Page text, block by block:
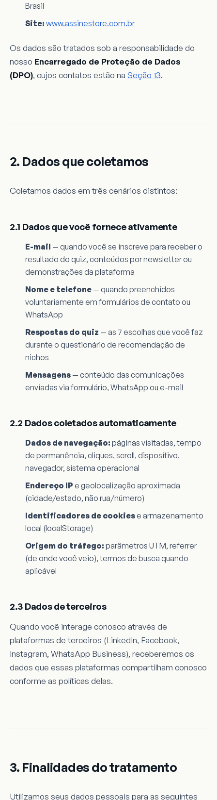
Brasil
Site: www.assinestore.com.br
Os dados são tratados sob a responsabilidade do
nosso Encarregado de Proteção de Dados
(DPO), cujos contatos estão na Seção 13.
2. Dados que coletamos
Coletamos dados em três cenários distintos:
2.1 Dados que você fornece ativamente
E-mail — quando você se inscreve para receber o
resultado do quiz, conteúdos por newsletter ou
demonstrações da plataforma
Nome e telefone — quando preenchidos
voluntariamente em formulários de contato ou
WhatsApp
Respostas do quiz — as 7 escolhas que você faz
durante o questionário de recomendação de
nichos
Mensagens — conteúdo das comunicações
enviadas via formulário, WhatsApp ou e-mail
2.2 Dados coletados automaticamente
Dados de navegação: páginas visitadas, tempo
de permanência, cliques, scroll, dispositivo,
navegador, sistema operacional
Endereço IP e geolocalização aproximada
(cidade/estado, não rua/número)
Identificadores de cookiese armazenamento
local (localStorage)
Origem do tráfego: parâmetros UTM, referrer
(de onde você veio), termos de busca quando
aplicável
2.3 Dados de terceiros
Quando você interage conosco através de
plataformas de terceiros (LinkedIn, Facebook,
Instagram, WhatsApp Business), receberemos os
dados que essas plataformas compartilham conosco
conforme as políticas delas.
3. Finalidades do tratamento
Utilizamos seus dados pessoais para as seguintes